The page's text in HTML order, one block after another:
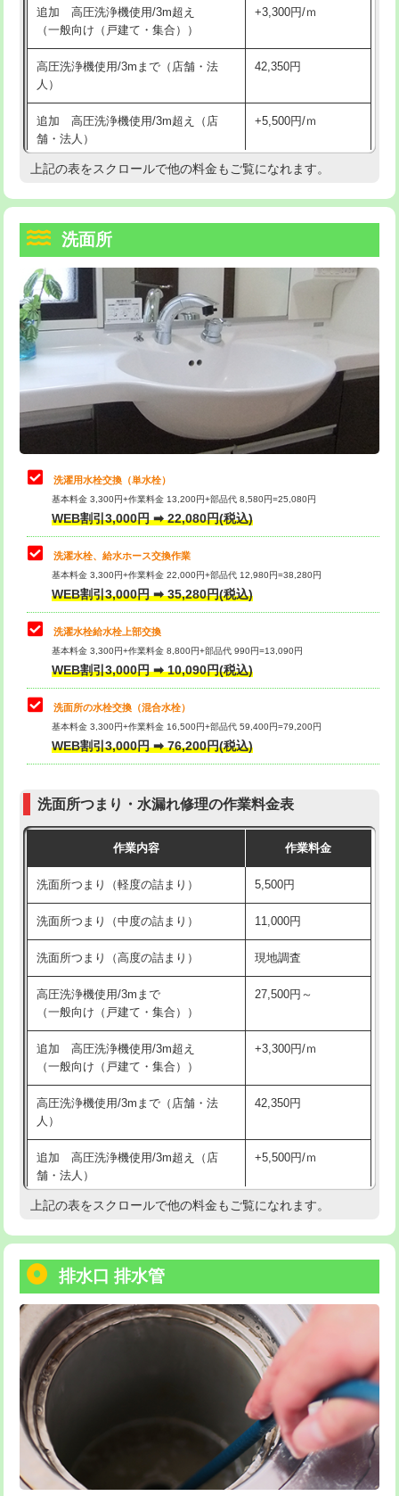
マス交換（深さ50㎝以上） 66,000円
コンクリート斫り（厚さ10㎝まで） 27,500円
コンクリート斫り（厚さ10㎝超え）
モルタル補修（厚さ10㎝まで）
モルタル補修（厚さ10㎝超え） 38,500円
洗面台設置 38,500円
追加人工
廃棄・処分 現場見積
※給水管工事は20mmまでの価格です。
持込商品取付（混合水栓） 16,500円
給水管工事※（ホール加工)
給水管工事※（バンド止め) 3,300円
給水管工事※（支持金具設置) 5,500円
給水管工事※（保温材使用（バンド止
め込み）)
5,500円
給水管工事※（土の掘削・埋め戻し作
業)
11,000円
給水管工事※（塩ビ管（VP・HI）使
用/3ｍまで)
33,000円
給水管工事※（塩ビ管（VP・HI）使
用（追加）/3ｍ超え)
給水管工事※（ライニング鋼管・銅
管・ポリ管・HT管使用/3ｍまで)
44,000円
給水管工事※（ライニング鋼管・銅
管・ポリ管・HT管使用/3ｍ超え)
排水管工事（土の掘削・埋め戻し作
業）
排水管工事（排水管工事/3ｍまで） 55,000円
排水管工事（追加 排水管工事/3ｍ超
え）
マス交換（土の掘削・埋め戻し作業）
マス交換（深さ50㎝未満）
マス交換（深さ50㎝以上）
モルタル補修（厚さ10㎝まで） 27,500円
モルタル補修（厚さ10㎝超え） 38,500円
洗面台設置 38,500円
バスタブ設置 現場見積
追加人工 16,500円
廃棄・処分
※給水管工事は20mmまでの価格です。
追加 高圧洗浄機使用/3m超え
（一般向け（戸建て・集合））
+3,300円/ｍ
高圧洗浄機使用/3mまで（店舗・法
人）
42,350円
追加 高圧洗浄機使用/3m超え（店
舗・法人）
+5,500円/ｍ
高度高圧洗浄換 現地調査
トーラー機使用/3mまで
追加トーラー機使用/3m超え +3,300円
カメラ調査 33,000円
桝清掃
止水・漏水調査・防水処理・清掃・修
理・調整・分解・加工など（軽作業）
11,000円
止水・漏水調査・防水処理・清掃・修
理・調整・分解・加工など（中作業）
22,000円
止水・漏水調査・防水処理・清掃・修
理・調整・分解・加工など（重作業）
33,000円
キッチンタンク脱着
その他部品の脱着
交換・取付（タンク）
交換・取付(単水栓（壁付・デッキ
式）)
交換・取付(混合水栓（壁付・デッキ
式・ワンホール）)
16,500円+材料費
（P/S/ポップアップ））
交換・取付（その他部品） 11,000円+材料費
持込商品取付（単水栓） 13,200円
持込商品取付（混合水栓） 16,500円
持込商品取付（浄水器・分岐水栓） 16,500円
給水管工事※（ホール加工) 16,500円
給水管工事※（バンド止め)
給水管工事※（支持金具設置) 5,500円
給水管工事※（保温材使用（バンド止
め込み）)
5,500円
給水管工事※（土の掘削・埋め戻し作
業)
11,000円
給水管工事※（塩ビ管（VP・HI）使
用/3ｍまで)
用（追加）/3ｍ超え)
給水管工事※（ライニング鋼管・銅
管・ポリ管・HT管使用/3ｍまで)
44,000円
給水管工事※（ライニング鋼管・銅
管・ポリ管・HT管使用/3ｍ超え)
+8,800円
排水管工事（土の掘削・埋め戻し作
業）
11,000円~
排水管工事（排水管工事/3ｍまで） 55,000円
上記の表をスクロールで他の料金もご覧になれます。
洗面所
洗濯用水栓交換（単水栓）
基本料金 3,300円+作業料金 13,200円+部品代 8,580円=25,080円
WEB割引3,000円 ➡ 22,080円(税込)
洗濯水栓、給水ホース交換作業
基本料金 3,300円+作業料金 22,000円+部品代 12,980円=38,280円
WEB割引3,000円 ➡ 35,280円(税込)
洗濯水栓給水栓上部交換
基本料金 3,300円+作業料金 8,800円+部品代 990円=13,090円
WEB割引3,000円 ➡ 10,090円(税込)
洗面所の水栓交換（混合水栓）
基本料金 3,300円+作業料金 16,500円+部品代 59,400円=79,200円
WEB割引3,000円 ➡ 76,200円(税込)
洗面所つまり・水漏れ修理の作業料金表
作業内容 作業料金
洗面所つまり（軽度の詰まり） 5,500円
洗面所つまり（中度の詰まり） 11,000円
洗面所つまり（高度の詰まり） 現地調査
高圧洗浄機使用/3mまで
（一般向け（戸建て・集合））
27,500円～
追加 高圧洗浄機使用/3m超え
（一般向け（戸建て・集合））
+3,300円/ｍ
高圧洗浄機使用/3mまで（店舗・法
人）
42,350円
追加 高圧洗浄機使用/3m超え（店
舗・法人）
+5,500円/ｍ
高度高圧洗浄換 現地調査
トーラー機使用/3mまで
追加トーラー機使用/3m超え +3,300円
カメラ調査 33,000円
桝清掃 8,800円
止水・漏水調査・防水処理・清掃・修
理・調整・分解・加工など（軽作業）
11,000円
止水・漏水調査・防水処理・清掃・修
22,000円
上記の表をスクロールで他の料金もご覧になれます。
排水口 排水管